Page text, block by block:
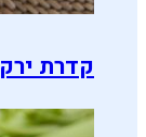
קדרת